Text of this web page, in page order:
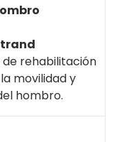
rehabilitación
movilidad y
hombro.
el Doctor